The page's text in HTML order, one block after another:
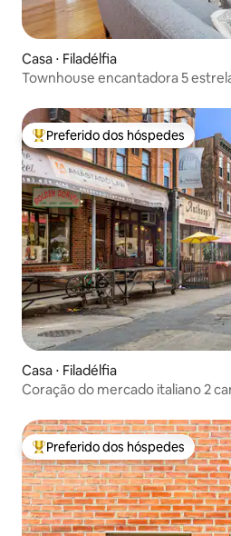
Casa ⋅ Filadélfia
Townhouse encantadora 5
Entre os melhores preferidos dos
Preferido dos hóspedes
Casa ⋅ Filadélfia
Coração do mercado italiano 2
Entre os melhores preferidos dos
Preferido dos hóspedes